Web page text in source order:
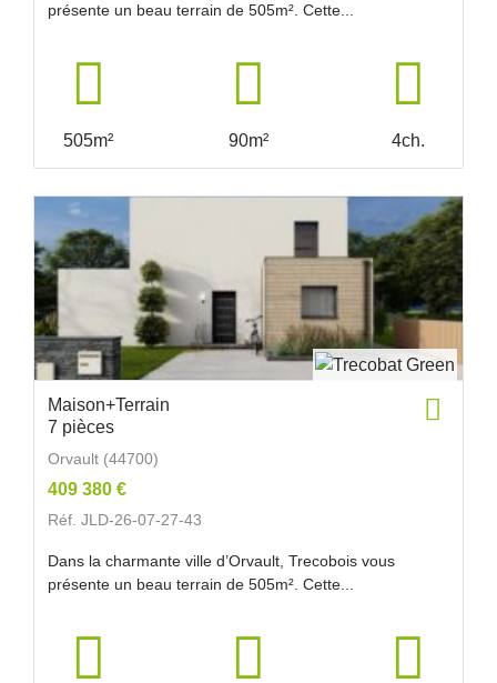
présente un beau terrain de 505m². Cette...
505m² 90m² 4ch.
Maison+Terrain
7 pièces
Orvault (44700)
409 380 €
Réf. JLD-26-07-27-43
Dans la charmante ville d’Orvault, Trecobois vous
présente un beau terrain de 505m². Cette...